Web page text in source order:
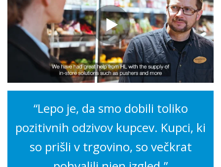
“Lepo je, da smo dobili toliko
pozitivnih odzivov kupcev. Kupci, ki
so prišli v trgovino, so večkrat